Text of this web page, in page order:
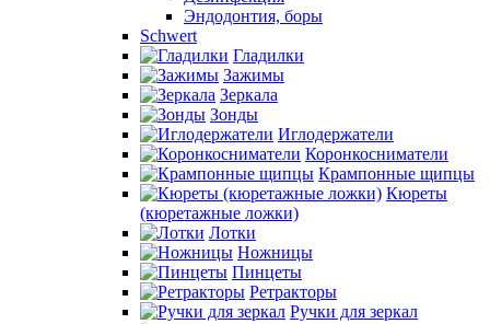
Эндодонтия, боры
Schwert
Гладилки
Зажимы
Зеркала
Зонды
Иглодержатели
Коронкосниматели
Крампонные щипцы
Кюреты
(кюретажные ложки)
Лотки
Ножницы
Пинцеты
Ретракторы
Ручки для зеркал